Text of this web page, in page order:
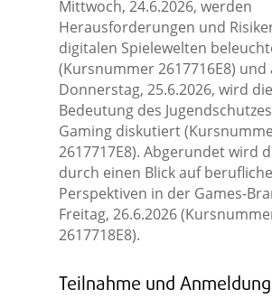
Mittwoch, 24.6.2026, werden
Herausforderungen und
digitalen Spielewelten
(Kursnummer 2617716E8) und
Donnerstag, 25.6.2026, wird die
Bedeutung des
Gaming diskutiert
2617717E8). Abgerundet wird
durch einen Blick auf berufliche
Perspektiven in der Games-
Freitag, 26.6.2026
2617718E8).
Teilnahme und Anmeldung